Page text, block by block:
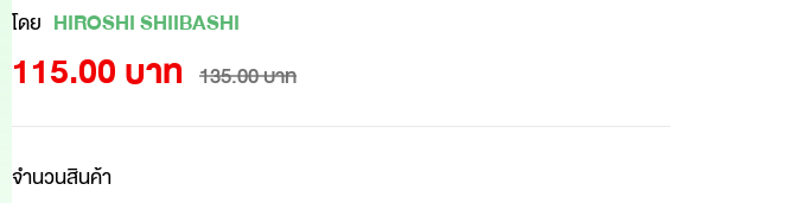
โดย HIROSHI SHIIBASHI
115.00 บาท 135.00 บาท
จำนวนสินค้า